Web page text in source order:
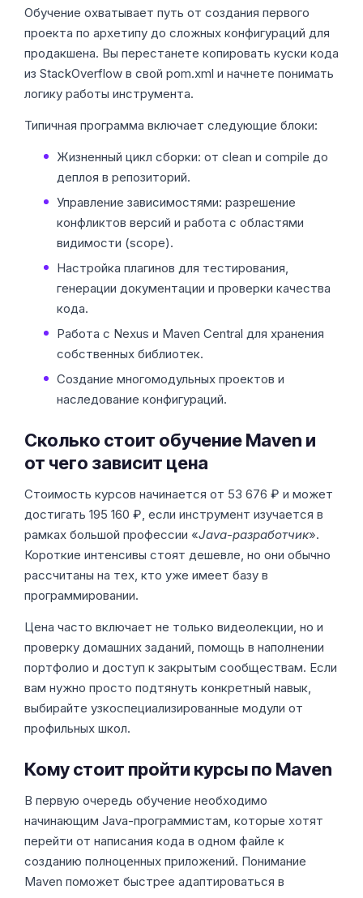
Обучение охватывает путь от создания первого
проекта по архетипу до сложных конфигураций для
продакшена. Вы перестанете копировать куски кода
из StackOverflow в свой pom.xml и начнете понимать
логику работы инструмента.
Типичная программа включает следующие блоки:
Жизненный цикл сборки: от clean и compile до
деплоя в репозиторий.
Управление зависимостями: разрешение
конфликтов версий и работа с областями
видимости (scope).
Настройка плагинов для тестирования,
генерации документации и проверки качества
кода.
Работа с Nexus и Maven Central для хранения
собственных библиотек.
Создание многомодульных проектов и
наследование конфигураций.
Сколько стоит обучение Maven и
от чего зависит цена
Стоимость курсов начинается от 53 676 ₽ и может
достигать 195 160 ₽, если инструмент изучается в
рамках большой профессии «Java-разработчик».
Короткие интенсивы стоят дешевле, но они обычно
рассчитаны на тех, кто уже имеет базу в
программировании.
Цена часто включает не только видеолекции, но и
проверку домашних заданий, помощь в наполнении
портфолио и доступ к закрытым сообществам. Если
вам нужно просто подтянуть конкретный навык,
выбирайте узкоспециализированные модули от
профильных школ.
Кому стоит пройти курсы по Maven
В первую очередь обучение необходимо
начинающим Java-программистам, которые хотят
перейти от написания кода в одном файле к
созданию полноценных приложений. Понимание
Maven поможет быстрее адаптироваться в